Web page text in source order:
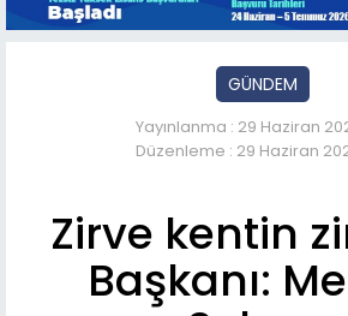
GÜNDEM
Yayınlanma : 29 Haziran
Düzenleme : 29 Haziran
Zirve kentin
Başkanı: